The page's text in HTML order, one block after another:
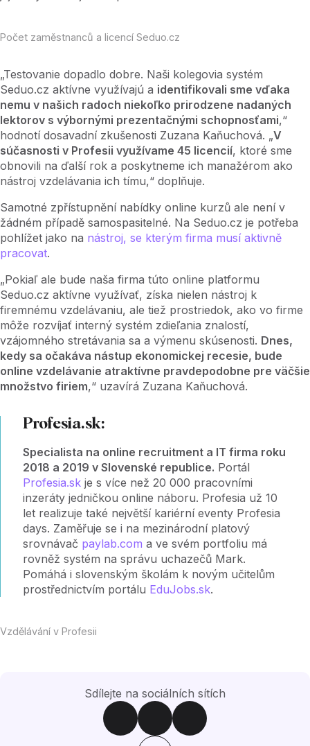
Počet zaměstnanců a licencí Seduo.cz
„Testovanie dopadlo dobre. Naši kolegovia systém
Seduo.cz aktívne využívajú a identifikovali sme vďaka
nemu v našich radoch niekoľko prirodzene nadaných
lektorov s výbornými prezentačnými schopnosťami,“
hodnotí dosavadní zkušenosti Zuzana Kaňuchová. „V
súčasnosti v Profesii využívame 45 licencií, ktoré sme
obnovili na ďalší rok a poskytneme ich manažérom ako
nástroj vzdelávania ich tímu,“ doplňuje.
Samotné zpřístupnění nabídky online kurzů ale není v
žádném případě samospasitelné. Na Seduo.cz je potřeba
pohlížet jako na nástroj, se kterým firma musí aktivně
pracovat.
„Pokiaľ ale bude naša firma túto online platformu
Seduo.cz aktívne využívať, získa nielen nástroj k
firemnému vzdelávaniu, ale tiež prostriedok, ako vo firme
môže rozvíjať interný systém zdieľania znalostí,
vzájomného stretávania sa a výmenu skúsenosti. Dnes,
kedy sa očakáva nástup ekonomickej recesie, bude
online vzdelávanie atraktívne pravdepodobne pre väčšie
množstvo firiem,“ uzavírá Zuzana Kaňuchová.
Profesia.sk:
Specialista na online recruitment a IT firma roku
2018 a 2019 v Slovenské republice. Portál
Profesia.sk je s více než 20 000 pracovními
inzeráty jedničkou online náboru. Profesia už 10
let realizuje také největší kariérní eventy Profesia
days. Zaměřuje se i na mezinárodní platový
srovnávač paylab.com a ve svém portfoliu má
rovněž systém na správu uchazečů Mark.
Pomáhá i slovenským školám k novým učitelům
prostřednictvím portálu EduJobs.sk.
Vzdělávání v Profesii
Sdílejte na sociálních sítích